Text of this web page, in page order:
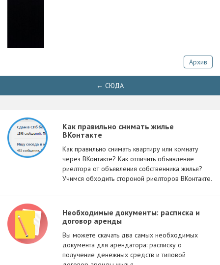
Архив
← СЮДА
Как правильно снимать жилье
ВКонтакте
Как правильно снимать квартиру или комнату
через ВКонтакте? Как отличить объявление
риелтора от объявления собственника жилья?
Учимся обходить стороной риелторов ВКонтакте.
Необходимые документы: расписка и
договор аренды
Вы можете скачать два самых необходимых
документа для арендатора: расписку о
получение денежных средств и типовой